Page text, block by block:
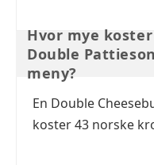
Hvor mye
Double
meny?
En Double
koster 43 norske